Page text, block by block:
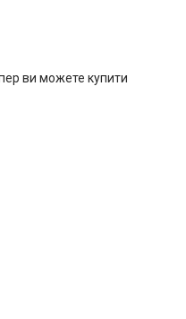
ви можете купити